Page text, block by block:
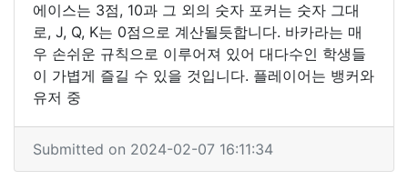
에이스는 3점, 10과 그 외의 숫자 포커는 숫자 그대
로, J, Q, K는 0점으로 계산될듯합니다. 바카라는 매
우 손쉬운 규칙으로 이루어져 있어 대다수인 학생들
이 가볍게 즐길 수 있을 것입니다. 플레이어는 뱅커와
유저 중
Submitted on 2024-02-07 16:11:34